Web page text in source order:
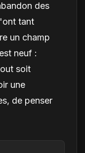
des
tant
un champ
neuf :
soit
une
de penser